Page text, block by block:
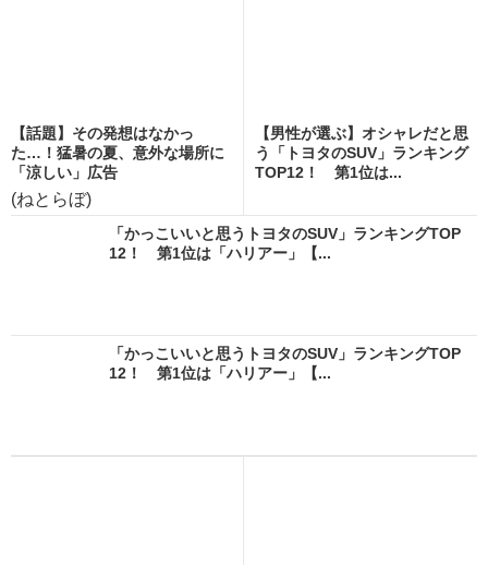
【話題】その発想はなかっ
た…！猛暑の夏、意外な場所に
「涼しい」広告
(ねとらぼ)
【男性が選ぶ】オシャレだと思
う「トヨタのSUV」ランキング
TOP12！ 第1位は...
「かっこいいと思うトヨタのSUV」ランキングTOP
12！ 第1位は「ハリアー」【...
「かっこいいと思うトヨタのSUV」ランキングTOP
12！ 第1位は「ハリアー」【...